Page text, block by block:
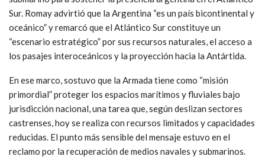
Sur. Romay advirtió que la Argentina “es un país bicontinental y
oceánico” y remarcó que el Atlántico Sur constituye un
“escenario estratégico” por sus recursos naturales, el acceso a
los pasajes interoceánicos y la proyección hacia la Antártida.
En ese marco, sostuvo que la Armada tiene como “misión
primordial” proteger los espacios marítimos y fluviales bajo
jurisdicción nacional, una tarea que, según deslizan sectores
castrenses, hoy se realiza con recursos limitados y capacidades
reducidas. El punto más sensible del mensaje estuvo en el
reclamo por la recuperación de medios navales y submarinos.